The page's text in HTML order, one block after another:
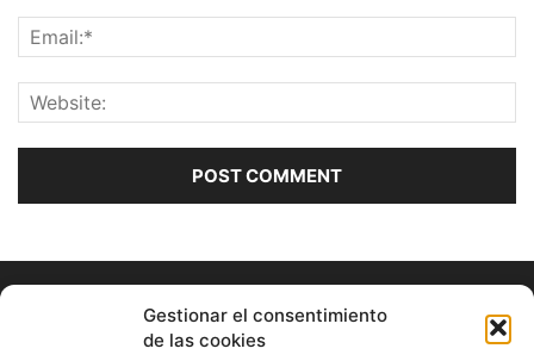
Gestionar el consentimiento
de las cookies